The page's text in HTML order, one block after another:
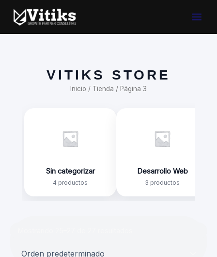
contenido
VITIKS STORE
Inicio / Tienda / Página 3
Sin categorizar
4 productos
Desarrollo Web
3 productos